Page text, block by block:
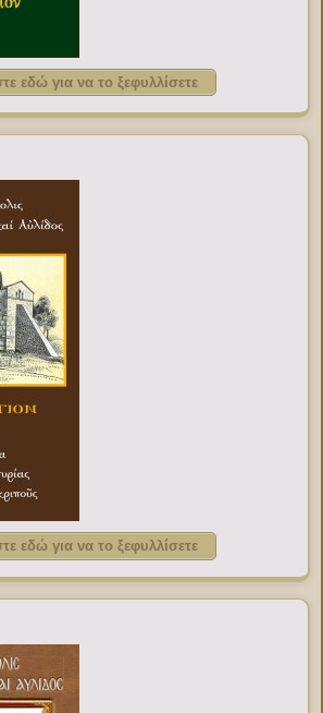
εδώ για να το ξεφυλλίσετε
εδώ για να το ξεφυλλίσετε